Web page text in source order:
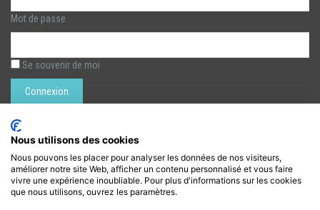
Mot de passe
Se souvenir de moi
LÉZARTS DE LA BIÈVRE
Nous utilisons des cookies
Nous pouvons les placer pour analyser les données de nos visiteurs,
améliorer notre site Web, afficher un contenu personnalisé et vous faire
vivre une expérience inoubliable. Pour plus d'informations sur les cookies
que nous utilisons, ouvrez les paramètres.